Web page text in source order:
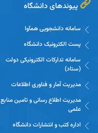
پیوندهای دانشگاه
سامانه دانشجویی همآوا
پست الکترونیک دانشگاه
سامانه تدارکات الکترونیکی دولت
(ستاد)
مدیریت آمار و فناوری اطلاعات
مدیریت اطلاع رسانی و تامین منابع
علمی
اداره کتب و انتشارات دانشگاه